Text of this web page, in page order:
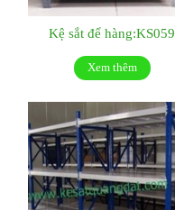
Kệ sắt để hàng:KS059
Xem thêm